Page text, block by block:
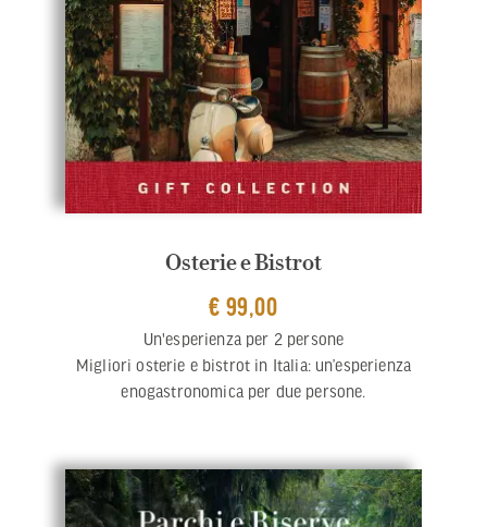
Osterie e Bistrot
€ 99,00
Un'esperienza per 2 persone
Migliori osterie e bistrot in Italia: un’esperienza
enogastronomica per due persone.